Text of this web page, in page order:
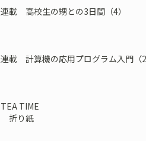
連載 高校生の甥との3日間（4）
連載 計算機の応用プログラム入門（
TEA TIME
折り紙